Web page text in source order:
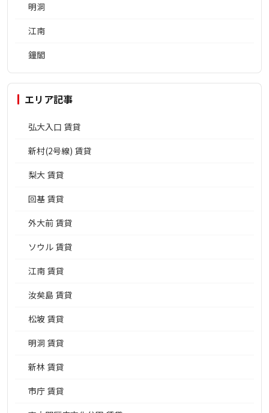
明洞
江南
鐘閣
エリア記事
弘大入口 賃貸
新村(2号線) 賃貸
梨大 賃貸
回基 賃貸
外大前 賃貸
ソウル 賃貸
江南 賃貸
汝矣島 賃貸
松坡 賃貸
明洞 賃貸
新林 賃貸
市庁 賃貸